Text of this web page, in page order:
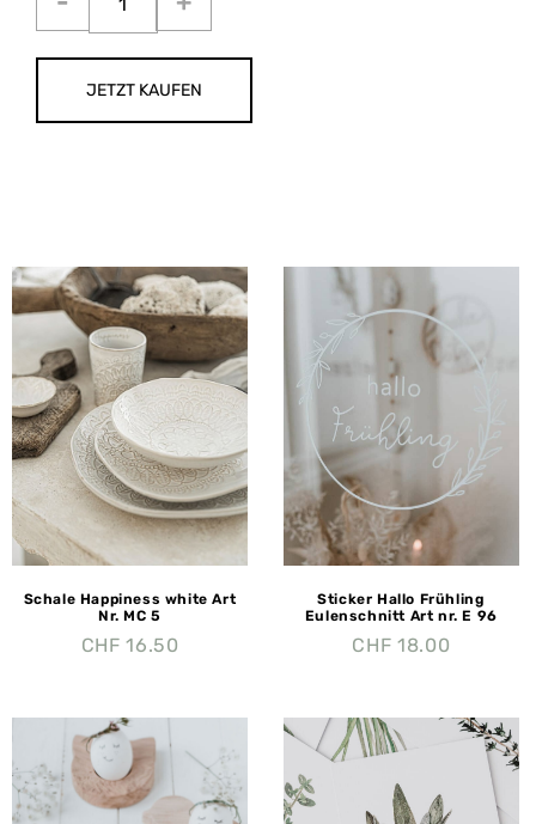
JETZT KAUFEN
Schale Happiness white Art
Nr. MC 5
CHF 16.50
Sticker Hallo Frühling
Eulenschnitt Art nr. E 96
CHF 18.00